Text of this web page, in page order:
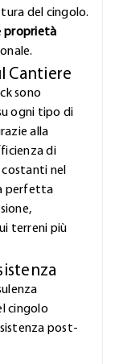
del cingolo.
proprietà
Cantiere
sono
ogni tipo di
alla
di
nel
perfetta
terreni più
cingolo
post-